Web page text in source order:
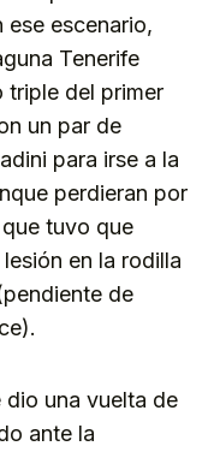
escenario,
Tenerife
triple del primer
un par de
para irse a la
perdieran por
tuvo que
en la rodilla
de
dio una vuelta de
ante la